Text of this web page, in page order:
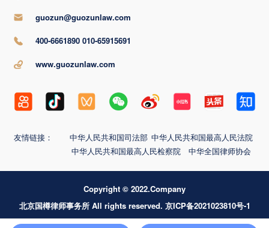
guozun@guozunlaw.com
400-6661890 010-65915691
www.guozunlaw.com
友情链接： 中华人民共和国司法部 中华人民共和国最高人民法院
中华人民共和国最高人民检察院
中华全国律师协会
Copyright © 2022.Company
北京国樽律师事务所 All rights reserved. 京ICP备2021023810号-1